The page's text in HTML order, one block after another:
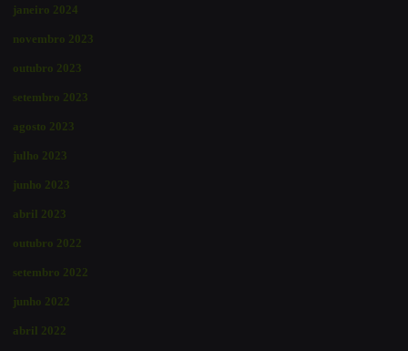
janeiro 2024
novembro 2023
outubro 2023
setembro 2023
agosto 2023
julho 2023
junho 2023
abril 2023
outubro 2022
setembro 2022
junho 2022
abril 2022